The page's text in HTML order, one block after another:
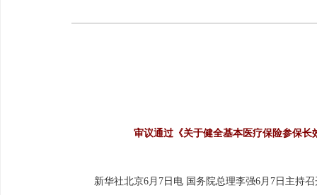
审议通过《关于健全基本医疗保险参保
新华社北京6月7日电 国务院总理李强6月7日主持